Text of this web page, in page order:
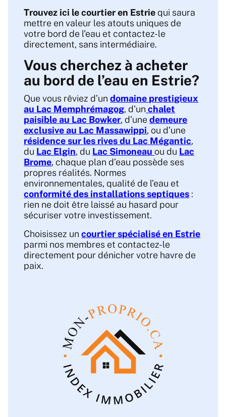
Trouvez ici le courtier en Estriequi saura
mettre en valeur les atouts uniques de
votre bord de l’eau et contactez-le
directement, sans intermédiaire.
Vous cherchez à acheter
au bord de l’eau en Estrie?
Que vous rêviez d’undomaine prestigieux
au Lac Memphrémagog, d’un chalet
paisible au Lac Bowker, d’unedemeure
exclusive au Lac Massawippi, ou d’une
résidence sur les rives du Lac Mégantic,
du Lac Elgin, du Lac Simoneauou du Lac
Brome, chaque plan d’eau possède ses
propres réalités. Normes
environnementales, qualité de l’eau et
conformité des installations septiques :
rien ne doit être laissé au hasard pour
sécuriser votre investissement.
Choisissez uncourtier spécialisé en Estrie
parmi nos membres et contactez-le
directement pour dénicher votre havre de
paix.